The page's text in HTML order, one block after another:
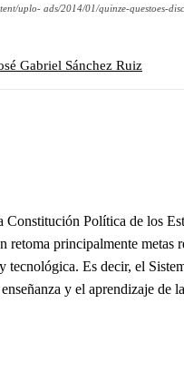
uplo- ads/2014/01/quinze-questoes-
Gabriel Sánchez Ruiz
Política de los
principalmente metas
Es decir, el
y el aprendizaje de